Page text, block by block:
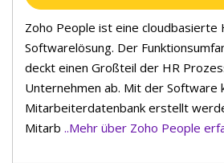
Zoho People ist eine cloudbasierte
Softwarelösung. Der
deckt einen Großteil der HR
Unternehmen ab. Mit der Software
Mitarbeiterdatenbank erstellt
Mitarb ..Mehr über Zoho People